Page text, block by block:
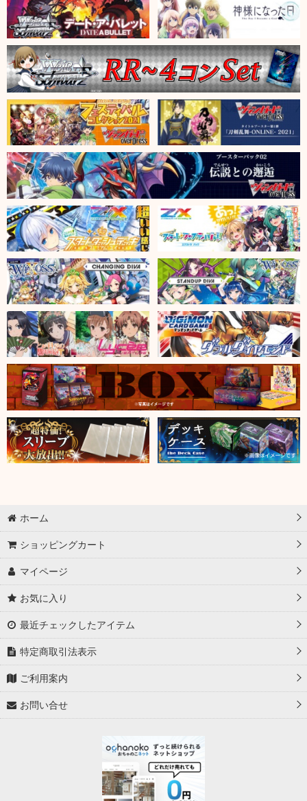
ホーム
ショッピングカート
マイページ
お気に入り
最近チェックしたアイテム
特定商取引法表示
ご利用案内
お問い合せ